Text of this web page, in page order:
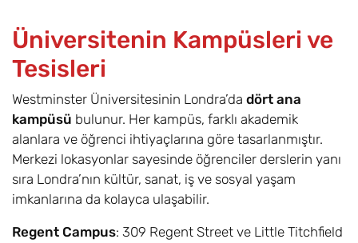
Cognitive and
Clinical
Neuroscience Bsc
Bilgisayar Oyunu
Geliştirme /
Computer Games
Development Bsc
6,8 Eylül
Bilgisayar Bilimleri
/ Computer
Science Bsc
6,8 Eylül
Üniversitenin Kampüsleri ve
Tesisleri
Westminster Üniversitesinin Londra’da dört ana
kampüsü bulunur. Her kampüs, farklı akademik
alanlara ve öğrenci ihtiyaçlarına göre tasarlanmıştır.
Merkezi lokasyonlar sayesinde öğrenciler derslerin yanı
sıra Londra’nın kültür, sanat, iş ve sosyal yaşam
imkanlarına da kolayca ulaşabilir.
Regent Campus: 309 Regent Street ve Little Titchfield